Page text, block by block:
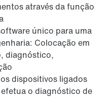
através da função
único para uma
Colocação em
diagnóstico,
dispositivos ligados
o diagnóstico de